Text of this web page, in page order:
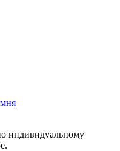
индивидуальному